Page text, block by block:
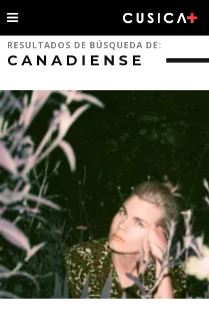
RESULTADOS DE BÚSQUEDA DE:
CANADIENSE